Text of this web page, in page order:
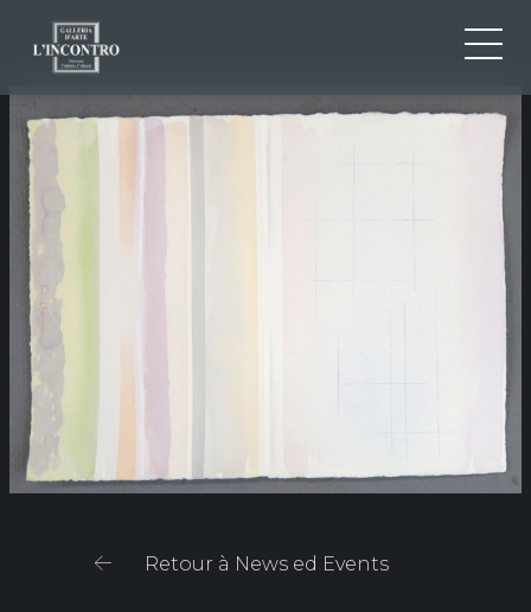
QUI SOMMES-NOU
EXPOSITIONS
CONTACTS
Retour à News ed Events